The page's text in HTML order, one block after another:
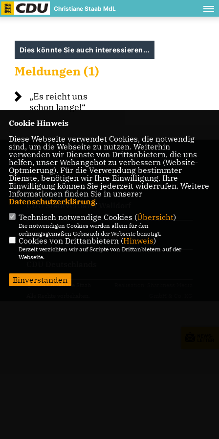
Christiane Staab MdL
Dies könnte Sie auch interessieren...
Meldungen (1)
Es reicht uns
schon lange!“
IMPRESSUM DATENSCHUTZ KONTAKT
CDU Stadtverband Walldorf
CDU Baden-Württemberg
@2026 Christiane Staab
Cookie Hinweis
Diese Webseite verwendet Cookies, die notwendig
sind, um die Webseite zu nutzen. Weiterhin
verwenden wir Dienste von Drittanbietern, die uns
helfen, unser Webangebot zu verbessern (Website-
Optmierung). Für die Verwendung bestimmter
Dienste, benötigen wir Ihre Einwilligung. Ihre
Einwilligung können Sie jederzeit widerrufen. Weitere
Informationen finden Sie in unserer
Datenschutzerklärung.
Technisch notwendige Cookies (Übersicht)
Die notwendigen Cookies werden allein für den
ordnungsgemäßen Gebrauch der Webseite benötigt.
Cookies von Drittanbietern (Hinweis)
Derzeit verzichten wir auf Scripte von Drittanbietern auf der
Webseite.
Einverstanden